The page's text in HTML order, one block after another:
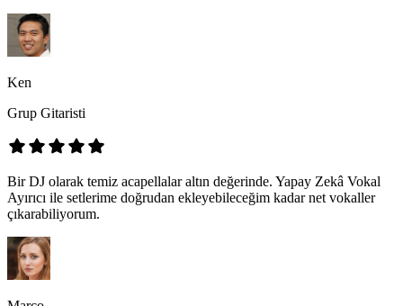
Ken
Grup Gitaristi
Bir DJ olarak temiz acapellalar altın değerinde. Yapay Zekâ Vokal
Ayırıcı ile setlerime doğrudan ekleyebileceğim kadar net vokaller
çıkarabiliyorum.